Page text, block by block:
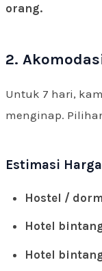
orang.
2.
Untuk 7 hari,
menginap.
Estimasi
Hostel /
Hotel
Hotel